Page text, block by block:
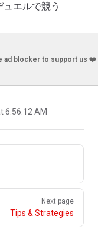
エルで競う
ad blocker to support us ❤️
6:56:12 AM
Next page
Tips & Strategies